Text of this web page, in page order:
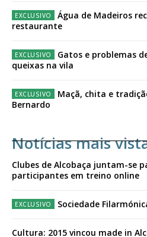
Água de Madeiros
restaurante
Gatos e problemas
queixas na vila
Maçã, chita e
Bernardo
Notícias mais
Clubes de Alcobaça juntam-se
participantes em treino online
Sociedade
Cultura: 2015 vincou made in